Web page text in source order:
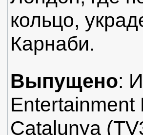
кольцо,
Карнаби.
Выпущено:
Entertainment
Catalunya